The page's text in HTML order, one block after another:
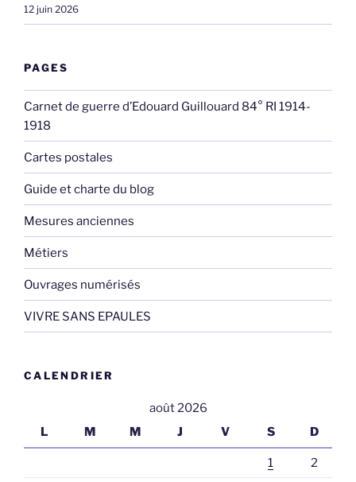
12 juin 2026
PAGES
Carnet de guerre d’Edouard Guillouard 84° RI 1914-
1918
Cartes postales
Guide et charte du blog
Mesures anciennes
Métiers
Ouvrages numérisés
VIVRE SANS EPAULES
CALENDRIER
août 2026
L
M M J V S D
1 2